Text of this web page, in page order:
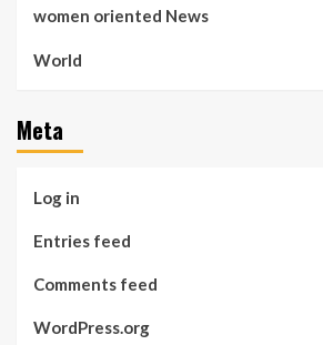
women oriented News
World
Meta
Log in
Entries feed
Comments feed
WordPress.org